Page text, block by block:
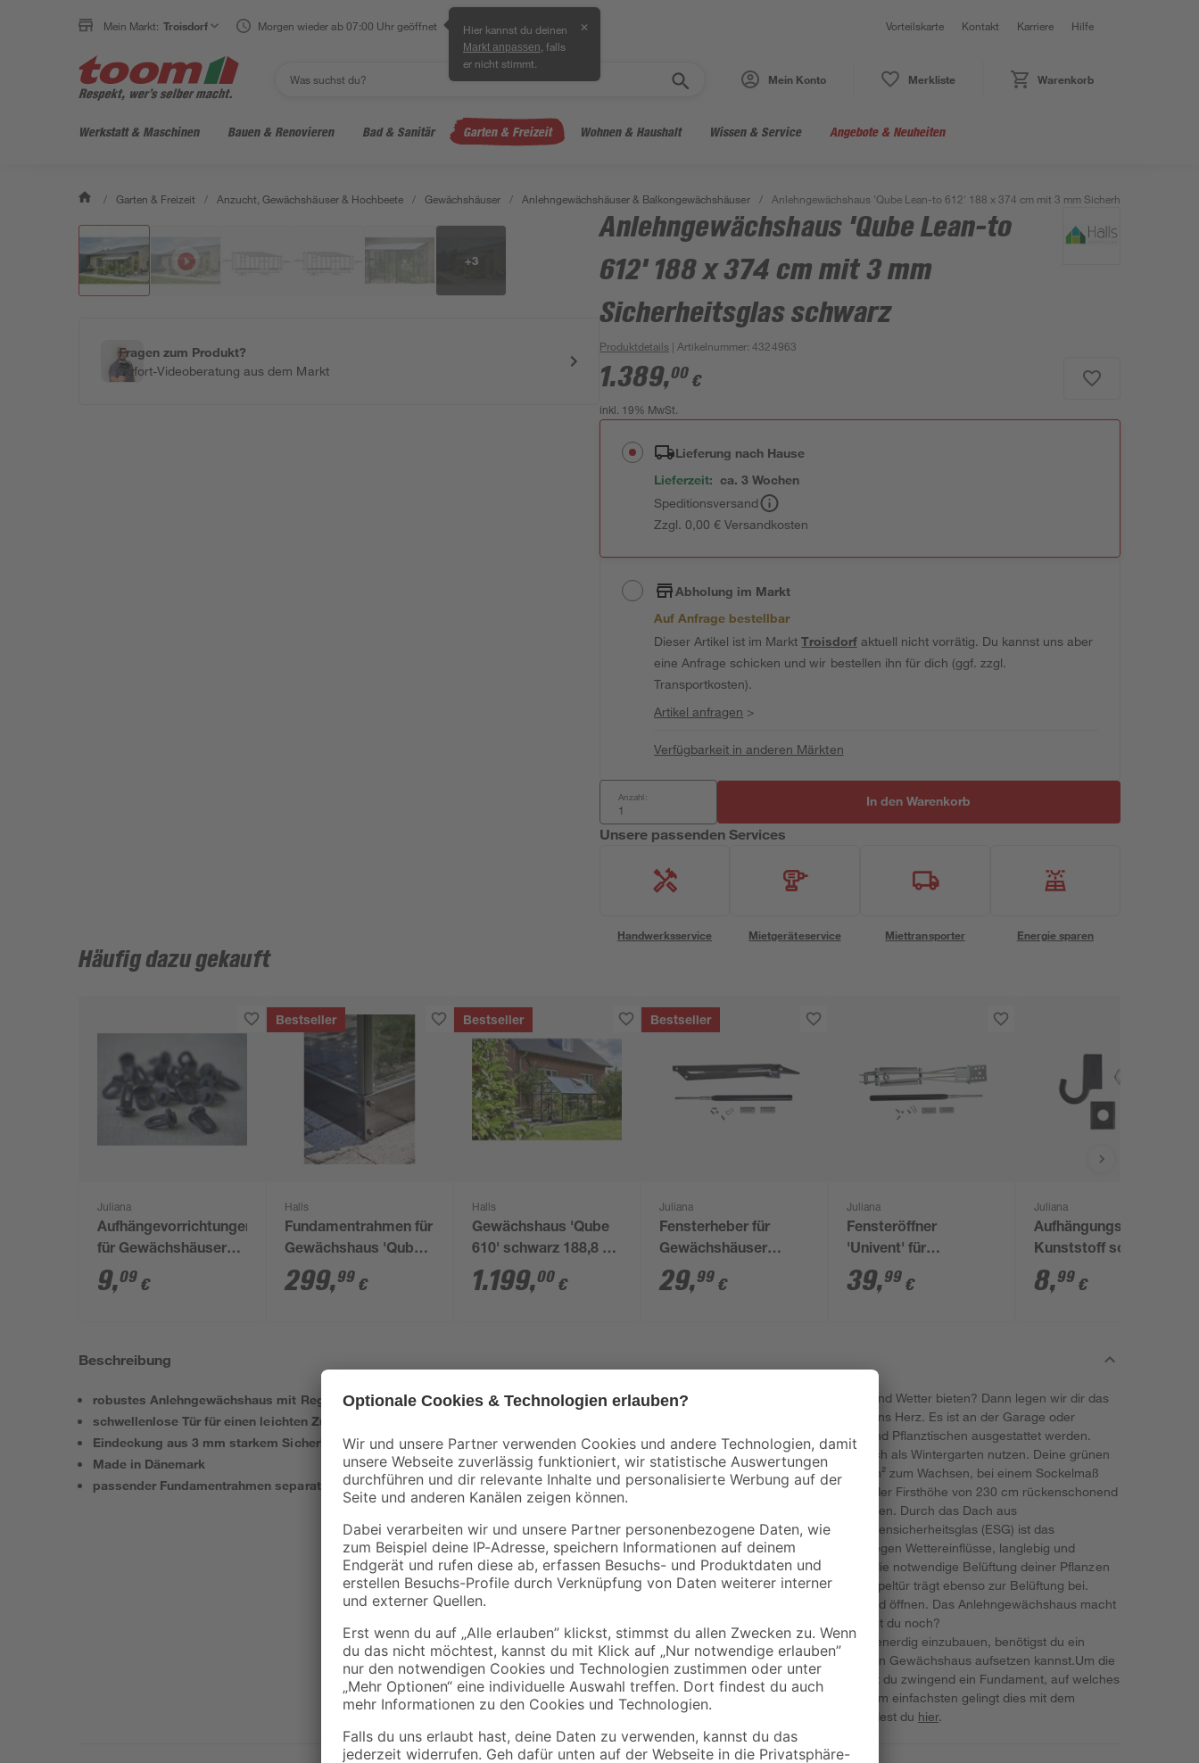
Mein Markt: Troisdorf Morgen wieder ab 07:00 Uhr geöffnet Hier kannst du deinen
Markt anpassen , falls
er nicht stimmt.
✕ Vorteilskarte Kontakt Karriere Hilfe
Mein Konto Merkliste Warenkorb
Werkstatt & Maschinen Bauen & Renovieren Bad & Sanitär Garten & Freizeit Wohnen & Haushalt Wissen & Service Angebote & Neuheiten
/ Garten & Freizeit / Anzucht, Gewächshäuser & Hochbeete / Gewächshäuser / Anlehngewächshäuser & Balkongewächshäuser / Anlehngewächshaus 'Qube Lean-to 612' 188 x 374 cm mit 3 mm Sicherheitsglas schwarz
+3
Fragen zum Produkt?
Sofort-Videoberatung aus dem Markt
Anlehngewächshaus 'Qube Lean-to
612' 188 x 374 cm mit 3 mm
Sicherheitsglas schwarz
Produktdetails | Artikelnummer:4324963
1.389,00 €
inkl. 19% MwSt.
Lieferung nach Hause
Lieferzeit: ca. 3 Wochen
Speditionsversand
Zzgl. 0,00 € Versandkosten
Abholung im Markt
Auf Anfrage bestellbar
Dieser Artikel ist im MarktTroisdorfaktuell nicht vorrätig. Du kannst uns aber
eine Anfrage schicken und wir bestellen ihn für dich (ggf. zzgl.
Transportkosten).
Artikel anfragen >
Verfügbarkeit in anderen Märkten
Anzahl: In den Warenkorb
Unsere passenden Services
Handwerksservice Mietgeräteservice Miettransporter Energie sparen
Häufig dazu gekauft
Juliana
Aufhängevorrichtungen
für Gewächshäuser
schwarz 20 Stück
9,09 €
Bestseller
Halls
Fundamentrahmen für
Gewächshaus 'Qube
610' 6,4 m²
299,99 €
Bestseller
Halls
Gewächshaus 'Qube
610' schwarz 188,8 x
312,6 cm mit 3 mm
Sicherheitsglas
1.199,00 €
Bestseller
Juliana
Fensterheber für
Gewächshäuser
'Ventomax'
29,99 €
Juliana
Fensteröffner
'Univent' für
Gewächshäuser
39,99 €
Juliana
Aufhängungshaken
Kunststoff schwarz 4
Stück
8,99 €
Beschreibung
robustes Anlehngewächshaus mit Regenrinnen
schwellenlose Tür für einen leichten Zugang
Eindeckung aus 3 mm starkem Sicherheitsglas
Made in Dänemark
passender Fundamentrahmen separat erhältlich
Du möchtest deinen Pflanzen Schutz vor Wind und Wetter bieten? Dann legen wir dir das
Anlehngewächshaus 'Qube Lean-to' von Halls ans Herz. Es ist an der Garage oder
Hauswand aufzustellen und kann mit Regalen und Pflanztischen ausgestattet werden.
Zudem kannst du es für gemütliche Stunden auch als Wintergarten nutzen. Deine grünen
Schätze bekommen dabei eine Fläche von 7,1 m² zum Wachsen, bei einem Sockelmaß
von 188 x 374 cm. Hinzu kommt, dass du dank der Firsthöhe von 230 cm rückenschonend
im Stehen arbeiten kannst, ohne ständiges Bücken. Durch das Dach aus
Doppelstegplatten und die Wände aus Einscheibensicherheitsglas (ESG) ist das
Gewächshaus besonders bruchsicher, robust gegen Wettereinflüsse, langlebig und
lichtdurchlässig. Die 2 Seitenfenster sorgen für die notwendige Belüftung deiner Pflanzen
und garantieren so ein gesundes Klima. Die Doppeltür trägt ebenso zur Belüftung bei.
Außerdem lässt sie sich einfach und platzsparend öffnen. Das Anlehngewächshaus macht
deinen Garten noch grüner – also worauf wartest du noch?
Um die Türkonstruktion des Gewächshauses ebenerdig einzubauen, benötigst du ein
passendes Halls Fundament, auf welches du dein Gewächshaus aufsetzen kannst.Um die
Türkonstruktion ebenerdig einzubauen, benötigst du zwingend ein Fundament, auf welches
du dein Halls Gewächshaus aufsetzen kannst. Am einfachsten gelingt dies mit dem
passenden Halls Fundamentrahmen. Diesen findest du hier.